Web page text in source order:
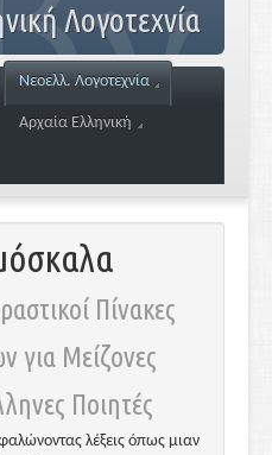
Λογοτεχνία
Νεοελλ. Λογοτεχνία
Αρχαία Ελληνική
Πίνακες
για Μείζονες
Ποιητές
λέξεις όπως μιαν